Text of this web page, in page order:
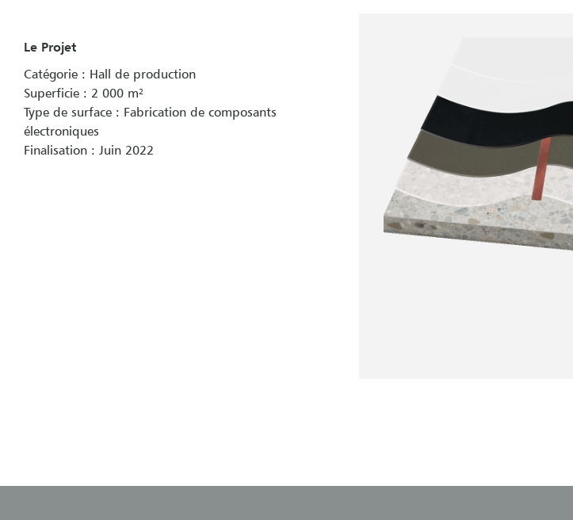
Le Projet
Catégorie : Hall de production
Superficie : 2 000 m²
Type de surface : Fabrication de composants
électroniques
Finalisation : Juin 2022